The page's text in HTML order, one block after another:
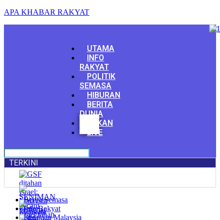
APA KHABAR RAKYAT
Menu
UTAMA
INFO
RAKYAT
POLITIK
SEMASA
HIBURAN
BERITA
DUNIA
SUKAN
LIVE
Facebook
Youtube
TERKINI
Berita Semasa
Info Rakyat
Kerajaan Malaysia